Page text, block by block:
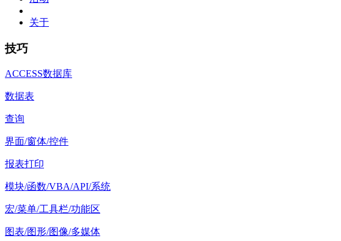
关于
技巧
ACCESS数据库
数据表
查询
界面/窗体/控件
报表打印
模块/函数/VBA/API/系统
宏/菜单/工具栏/功能区
图表/图形/图像/多媒体